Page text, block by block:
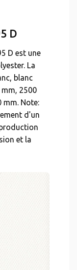
D
D est une
La
blanc
2500
mm. Note:
d'un
et la